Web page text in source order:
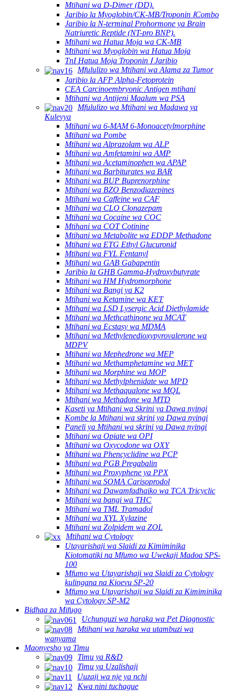
Mtihani wa D-Dimer (DD).
Jaribio la Myoglobin/CK-MB/Troponin ⅠCombo
Jaribio la N-terminal Prohormone ya Brain
Natriuretic Reptide (NT-pro BNP).
Mtihani wa Hatua Moja wa CK-MB
Mtihani wa Myoglobin wa Hatua Moja
TnI Hatua Moja Troponin Ⅰ Jaribio
Mfululizo wa Mtihani wa Alama za Tumor
Jaribio la AFP Alpha-Fetoprotein
CEA Carcinoembryonic Antigen mtihani
Mtihani wa Antijeni Maalum wa PSA
Mfululizo wa Mtihani wa Madawa ya
Kulevya
Mtihani wa 6-MAM 6-Monoacetylmorphine
Mtihani wa Pombe
Mtihani wa Alprazolam wa ALP
Mtihani wa Amfetamini wa AMP
Mtihani wa Acetaminophen wa APAP
Mtihani wa Barbiturates wa BAR
Mtihani wa BUP Buprenorphine
Mtihani wa BZO Benzodiazepines
Mtihani wa Caffeine wa CAF
Mtihani wa CLO Clonazepam
Mtihani wa Cocaine wa COC
Mtihani wa COT Cotinine
Mtihani wa Metabolite wa EDDP Methadone
Mtihani wa ETG Ethyl Glucuronid
Mtihani wa FYL Fentanyl
Mtihani wa GAB Gabapentin
Jaribio la GHB Gamma-Hydroxybutyrate
Mtihani wa HM Hydromorphone
Mtihani wa Bangi ya K2
Mtihani wa Ketamine wa KET
Mtihani wa LSD Lysergic Acid Diethylamide
Mtihani wa Methcathinone wa MCAT
Mtihani wa Ecstasy wa MDMA
Mtihani wa Methylenedioxypyrovalerone wa
MDPV
Mtihani wa Mephedrone wa MEP
Mtihani wa Methamphetamine wa MET
Mtihani wa Morphine wa MOP
Mtihani wa Methylphenidate wa MPD
Mtihani wa Methaqualone wa MQL
Mtihani wa Methadone wa MTD
Kaseti ya Mtihani wa Skrini ya Dawa nyingi
Kombe la Mtihani wa skrini ya Dawa nyingi
Paneli ya Mtihani wa skrini ya Dawa nyingi
Mtihani wa Opiate wa OPI
Mtihani wa Oxycodone wa OXY
Mtihani wa Phencyclidine wa PCP
Mtihani wa PGB Pregabalin
Mtihani wa Proxyphene ya PPX
Mtihani wa SOMA Carisoprodol
Mtihani wa Dawamfadhaiko wa TCA Tricyclic
Mtihani wa bangi wa THC
Mtihani wa TML Tramadol
Mtihani wa XYL Xylazine
Mtihani wa Zolpidem wa ZOL
Mtihani wa Cytology
Utayarishaji wa Slaidi za Kimiminika
Kiotomatiki na Mfumo wa Uwekaji Madoa SPS-
100
Mfumo wa Utayarishaji wa Slaidi za Cytology
kulingana na Kioevu SP-20
Mfumo wa Utayarishaji wa Slaidi za Kimiminika
wa Cytology SP-M2
Bidhaa za Mifugo
Uchunguzi wa haraka wa Pet Diagnostic
Mtihani wa haraka wa utambuzi wa
wanyama
Maonyesho ya Timu
Timu ya R&D
Timu ya Uzalishaji
Uuzaji wa nje ya nchi
Kwa nini tuchague